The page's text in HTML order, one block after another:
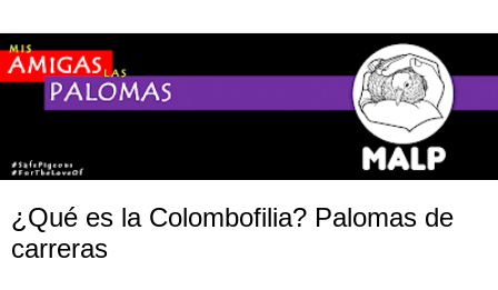
¿Qué es la Colombofilia? Palomas de
carreras